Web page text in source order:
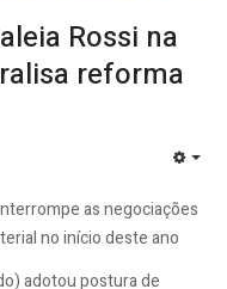
Rossi na
reforma
as negociações
no início deste ano
adotou postura de